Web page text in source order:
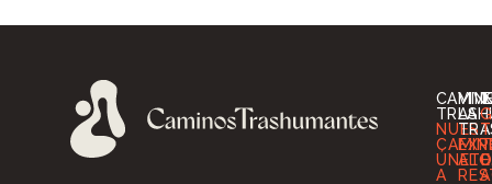
ÚNETE
A
VIVE
LA